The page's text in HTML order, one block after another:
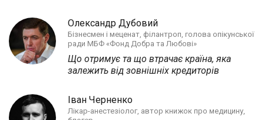
Олександр Дубовий
Бізнесмен і меценат, філантроп, голова опікунської
ради МБФ «Фонд Добра та Любові»
Що отримує та що втрачає країна, яка
залежить від зовнішніх кредиторів
Іван Черненко
Лікар-анестезіолог, автор книжок про медицину,